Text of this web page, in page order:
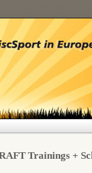
Trainings +